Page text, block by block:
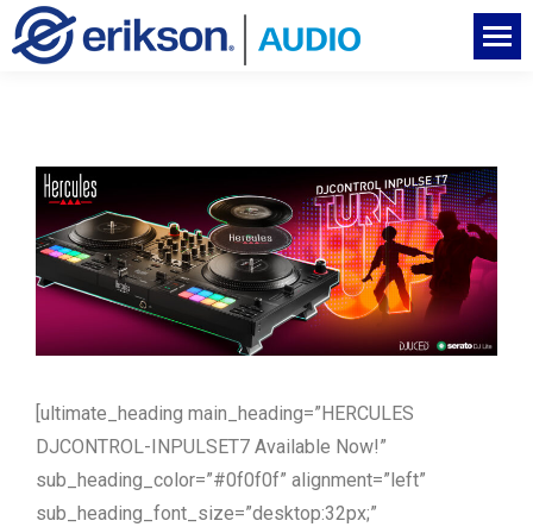
[ultimate_heading main_heading=”HERCULES
DJCONTROL-INPULSET7 Available Now!”
sub_heading_color=”#0f0f0f” alignment=”left”
sub_heading_font_size=”desktop:32px;”